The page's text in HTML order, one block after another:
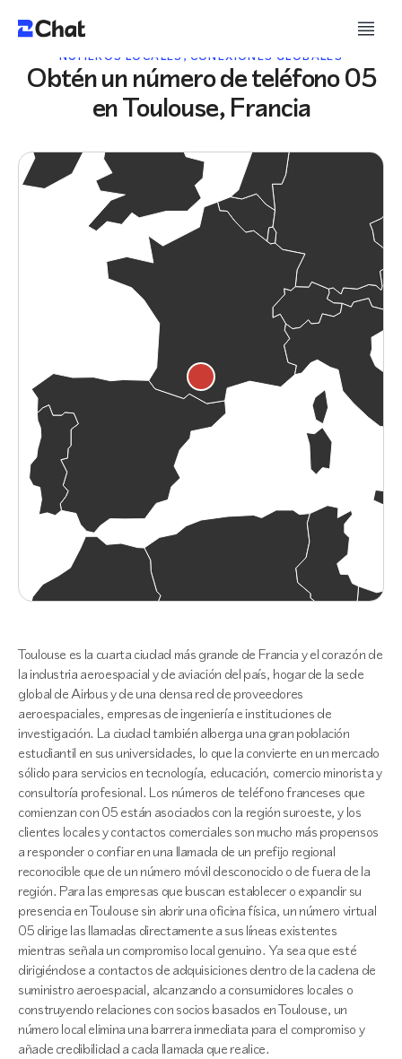
NÚMEROS LOCALES, CONEXIONES GLOBALES
Obtén un número de teléfono 05
en Toulouse, Francia
Toulouse es la cuarta ciudad más grande de Francia y el corazón de
la industria aeroespacial y de aviación del país, hogar de la sede
global de Airbus y de una densa red de proveedores
aeroespaciales, empresas de ingeniería e instituciones de
investigación. La ciudad también alberga una gran población
estudiantil en sus universidades, lo que la convierte en un mercado
sólido para servicios en tecnología, educación, comercio minorista y
consultoría profesional. Los números de teléfono franceses que
comienzan con 05 están asociados con la región suroeste, y los
clientes locales y contactos comerciales son mucho más propensos
a responder o confiar en una llamada de un prefijo regional
reconocible que de un número móvil desconocido o de fuera de la
región. Para las empresas que buscan establecer o expandir su
presencia en Toulouse sin abrir una oficina física, un número virtual
05 dirige las llamadas directamente a sus líneas existentes
mientras señala un compromiso local genuino. Ya sea que esté
dirigiéndose a contactos de adquisiciones dentro de la cadena de
suministro aeroespacial, alcanzando a consumidores locales o
construyendo relaciones con socios basados en Toulouse, un
número local elimina una barrera inmediata para el compromiso y
añade credibilidad a cada llamada que realice.